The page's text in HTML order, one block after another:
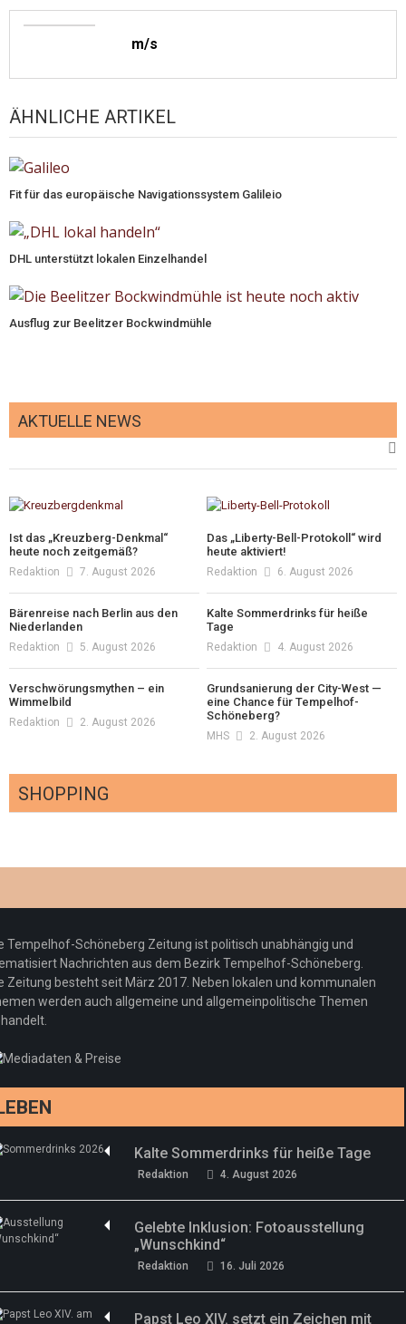
m/s
ÄHNLICHE ARTIKEL
Fit für das europäische Navigationssystem Galileio
DHL unterstützt lokalen Einzelhandel
Ausflug zur Beelitzer Bockwindmühle
AKTUELLE NEWS
Ist das „Kreuzberg-Denkmal“
heute noch zeitgemäß?
Redaktion 7. August 2026
Das „Liberty-Bell-Protokoll“ wird
heute aktiviert!
Redaktion 6. August 2026
Bärenreise nach Berlin aus den
Niederlanden
Redaktion 5. August 2026
Kalte Sommerdrinks für heiße
Tage
Redaktion 4. August 2026
Verschwörungsmythen – ein
Wimmelbild
Redaktion 2. August 2026
Grundsanierung der City-West —
eine Chance für Tempelhof-
Schöneberg?
MHS 2. August 2026
SHOPPING
Redaktion 23. Juli 2026
Pepe Jeans London mit Summer Sale und
neuer Kollektion
Redaktion 19. Juli 2026
Woher kommt der Honig? – Neue EU-
Regeln gelten 14. Juni
drei neue Specials zur Fußball-WM
Tempelhof-Schöneberg Zeitung ist politisch unabhängig und
Nachrichten aus dem Bezirk Tempelhof-Schöneberg.
Zeitung besteht seit März 2017. Neben lokalen und kommunalen
werden auch allgemeine und allgemeinpolitische Themen
Kalte Sommerdrinks für heiße Tage
Redaktion 4. August 2026
Gelebte Inklusion: Fotoausstellung
„Wunschkind“
Redaktion 16. Juli 2026
Papst Leo XIV. setzt ein Zeichen mit